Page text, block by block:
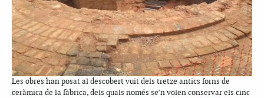
Les obres han posat al descobert vuit dels tretze antics forns de
ceràmica de la fàbrica, dels quals només se’n volen conservar els cinc